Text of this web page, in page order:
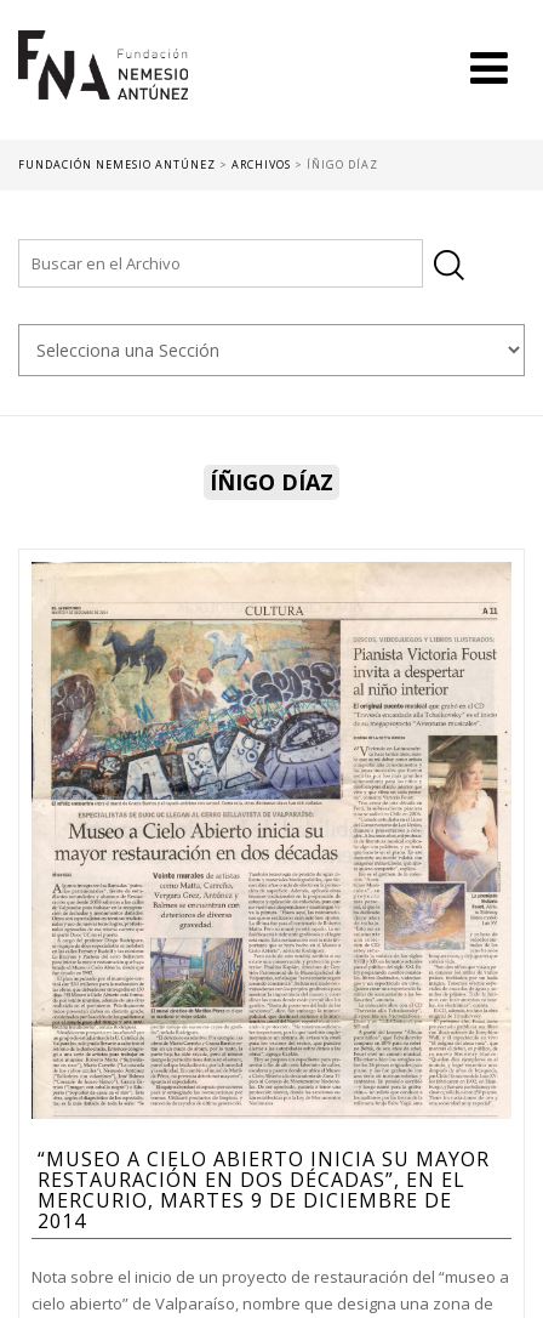
FUNDACIÓN NEMESIO ANTÚNEZ > ARCHIVOS > ÍÑIGO DÍAZ
ÍÑIGO DÍAZ
“MUSEO A CIELO ABIERTO INICIA SU MAYOR
RESTAURACIÓN EN DOS DÉCADAS”, EN EL
MERCURIO, MARTES 9 DE DICIEMBRE DE
2014
Nota sobre el inicio de un proyecto de restauración del “museo a
cielo abierto” de Valparaíso, nombre que designa una zona de